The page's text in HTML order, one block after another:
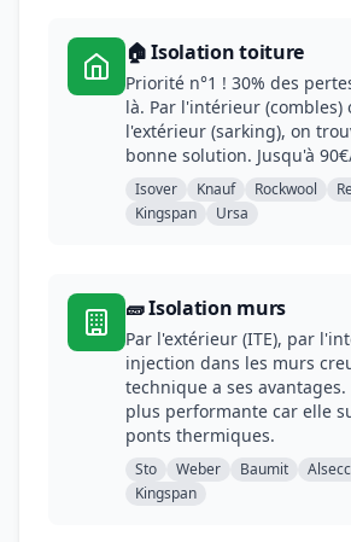
🏠 Isolation toiture
Priorité n°1 ! 30% des
là. Par l'intérieur (combles)
l'extérieur (sarking), on
bonne solution. Jusqu'à
Isover Knauf Rockwool
Kingspan
Ursa
🧱 Isolation murs
Par l'extérieur (ITE), par
injection dans les murs
technique a ses avantages.
plus performante car elle
ponts thermiques.
Sto Weber Baumit
Kingspan